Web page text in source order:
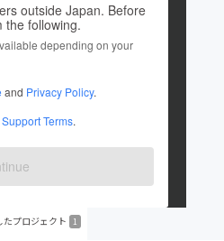
outside Japan. Before
the following.
depending on your
and Privacy Policy.
Terms.
を投稿しています
たプロジェクト 1